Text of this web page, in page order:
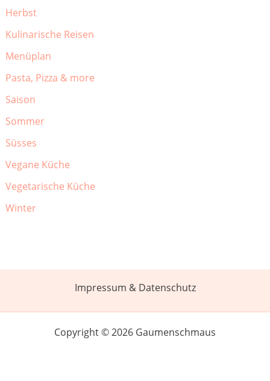
Herbst
Kulinarische Reisen
Menüplan
Pasta, Pizza & more
Saison
Sommer
Süsses
Vegane Küche
Vegetarische Küche
Winter
Impressum & Datenschutz
Copyright © 2026 Gaumenschmaus